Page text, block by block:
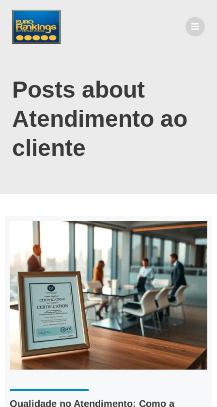
Posts about
Atendimento ao
cliente
Qualidade no Atendimento: Como a